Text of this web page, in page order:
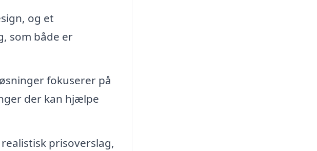
og et
som både er
fokuserer på
der kan hjælpe
prisoverslag,